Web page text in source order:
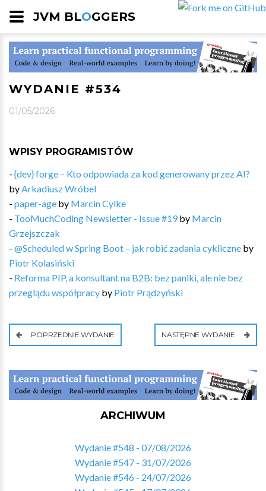
JVM BLOGGERS
WYDANIE #534
01/05/2026
WPISY PROGRAMISTÓW
- {dev} forge – Kto odpowiada za kod generowany przez AI?
by Arkadiusz Wróbel
- paper-age by Marcin Cylke
- TooMuchCoding Newsletter - Issue #19 by Marcin
Grzejszczak
- @Scheduled w Spring Boot – jak robić zadania cykliczne by
Piotr Kolasiński
- Reforma PIP, a konsultant na B2B: bez paniki, ale nie bez
przeglądu współpracy by Piotr Prądzyński
POPRZEDNIE WYDANIE NASTĘPNE WYDANIE
ARCHIWUM
Wydanie #548 - 07/08/2026
Wydanie #547 - 31/07/2026
Wydanie #546 - 24/07/2026